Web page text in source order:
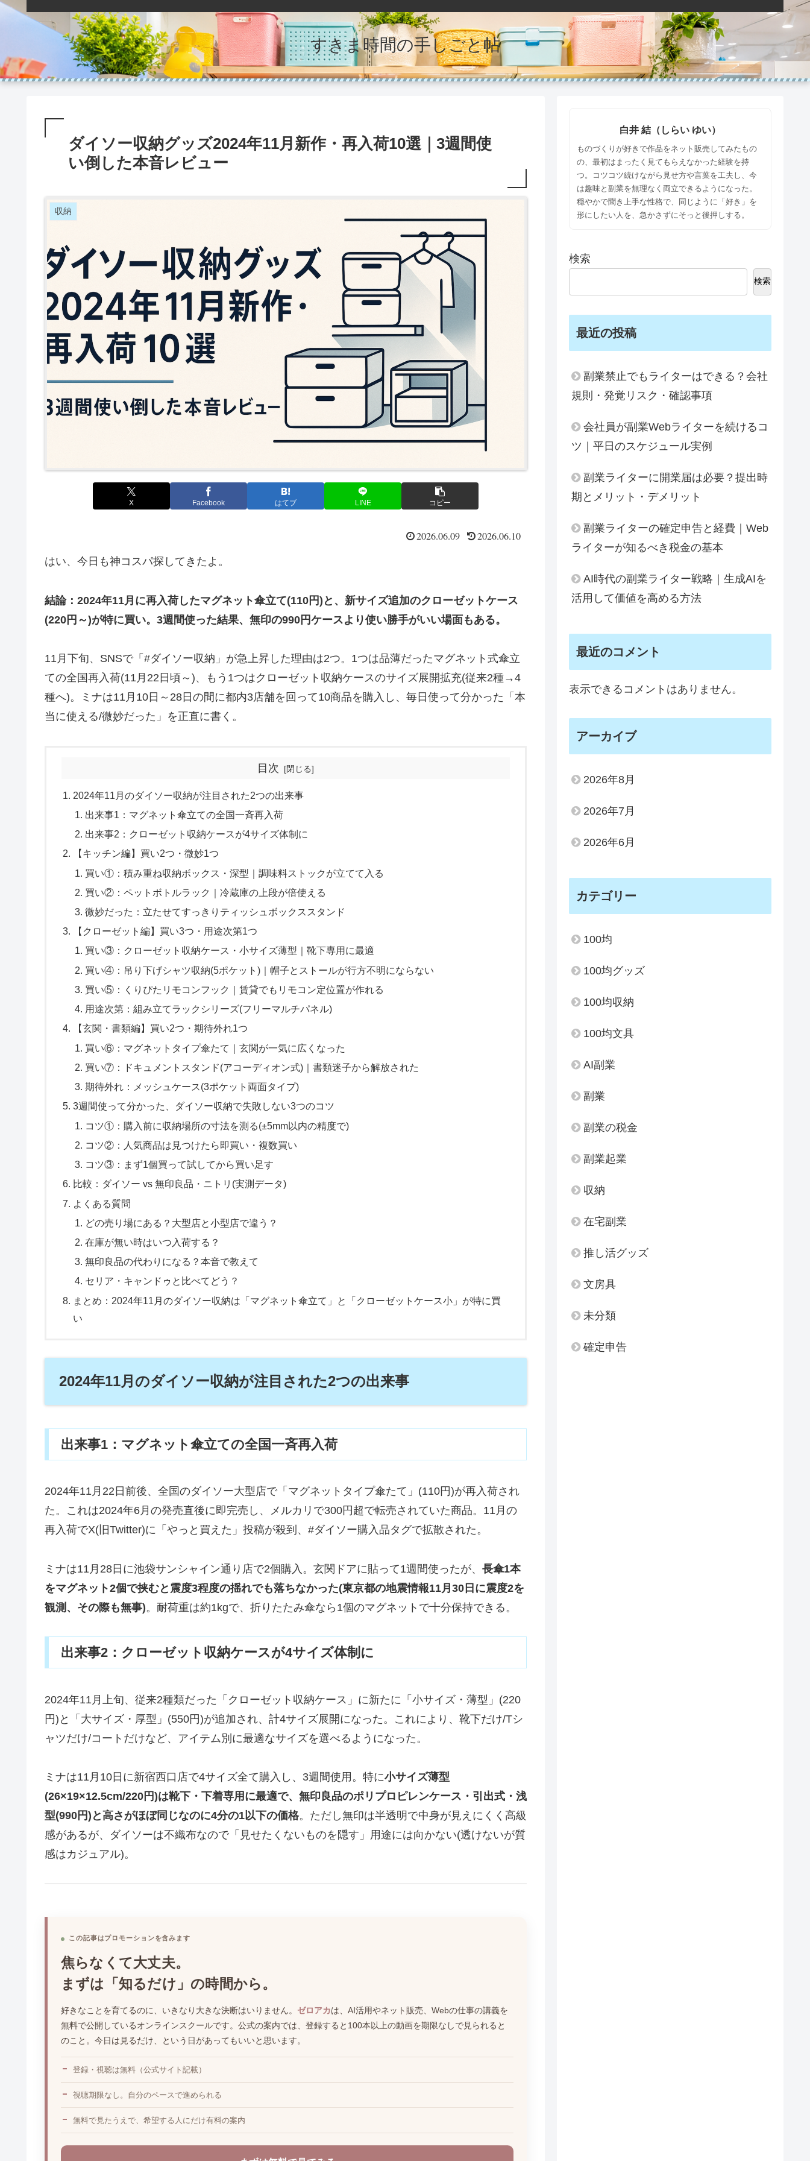
すきま時間の手しごと帖
ダイソー収納グッズ2024年11月新作・再入荷10選｜3週間使
い倒した本音レビュー
収納
X Facebook はてブ LINE コピー
2026.06.09 2026.06.10
はい、今日も神コスパ探してきたよ。
結論：2024年11月に再入荷したマグネット傘立て(110円)と、新サイズ追加のクローゼットケース
(220円～)が特に買い。3週間使った結果、無印の990円ケースより使い勝手がいい場面もある。
11月下旬、SNSで「#ダイソー収納」が急上昇した理由は2つ。1つは品薄だったマグネット式傘立
ての全国再入荷(11月22日頃～)、もう1つはクローゼット収納ケースのサイズ展開拡充(従来2種→4
種へ)。ミナは11月10日～28日の間に都内3店舗を回って10商品を購入し、毎日使って分かった「本
当に使える/微妙だった」を正直に書く。
目次
2024年11月のダイソー収納が注目された2つの出来事
出来事1：マグネット傘立ての全国一斉再入荷
出来事2：クローゼット収納ケースが4サイズ体制に
【キッチン編】買い2つ・微妙1つ
買い①：積み重ね収納ボックス・深型｜調味料ストックが立てて入る
買い②：ペットボトルラック｜冷蔵庫の上段が倍使える
微妙だった：立たせてすっきりティッシュボックススタンド
【クローゼット編】買い3つ・用途次第1つ
買い③：クローゼット収納ケース・小サイズ薄型｜靴下専用に最適
買い④：吊り下げシャツ収納(5ポケット)｜帽子とストールが行方不明にならない
買い⑤：くりぴたリモコンフック｜賃貸でもリモコン定位置が作れる
用途次第：組み立てラックシリーズ(フリーマルチパネル)
【玄関・書類編】買い2つ・期待外れ1つ
買い⑥：マグネットタイプ傘たて｜玄関が一気に広くなった
買い⑦：ドキュメントスタンド(アコーディオン式)｜書類迷子から解放された
期待外れ：メッシュケース(3ポケット両面タイプ)
3週間使って分かった、ダイソー収納で失敗しない3つのコツ
コツ①：購入前に収納場所の寸法を測る(±5mm以内の精度で)
コツ②：人気商品は見つけたら即買い・複数買い
コツ③：まず1個買って試してから買い足す
比較：ダイソー vs 無印良品・ニトリ(実測データ)
よくある質問
どの売り場にある？大型店と小型店で違う？
在庫が無い時はいつ入荷する？
無印良品の代わりになる？本音で教えて
セリア・キャンドゥと比べてどう？
まとめ：2024年11月のダイソー収納は「マグネット傘立て」と「クローゼットケース小」が特に買
い
2024年11月のダイソー収納が注目された2つの出来事
出来事1：マグネット傘立ての全国一斉再入荷
2024年11月22日前後、全国のダイソー大型店で「マグネットタイプ傘たて」(110円)が再入荷され
た。これは2024年6月の発売直後に即完売し、メルカリで300円超で転売されていた商品。11月の
再入荷でX(旧Twitter)に「やっと買えた」投稿が殺到、#ダイソー購入品タグで拡散された。
ミナは11月28日に池袋サンシャイン通り店で2個購入。玄関ドアに貼って1週間使ったが、 長傘1本
をマグネット2個で挟むと震度3程度の揺れでも落ちなかった(東京都の地震情報11月30日に震度2を
観測、その際も無事)。耐荷重は約1kgで、折りたたみ傘なら1個のマグネットで十分保持できる。
出来事2：クローゼット収納ケースが4サイズ体制に
2024年11月上旬、従来2種類だった「クローゼット収納ケース」に新たに「小サイズ・薄型」(220
円)と「大サイズ・厚型」(550円)が追加され、計4サイズ展開になった。これにより、靴下だけ/Tシ
ャツだけ/コートだけなど、アイテム別に最適なサイズを選べるようになった。
ミナは11月10日に新宿西口店で4サイズ全て購入し、3週間使用。特に小サイズ薄型
(26×19×12.5cm/220円)は靴下・下着専用に最適で、無印良品のポリプロピレンケース・引出式・浅
型(990円)と高さがほぼ同じなのに4分の1以下の価格。ただし無印は半透明で中身が見えにくく高級
感があるが、ダイソーは不織布なので「見せたくないものを隠す」用途には向かない(透けないが質
感はカジュアル)。
この記事はプロモーションを含みます
焦らなくて大丈夫。
まずは「知るだけ」の時間から。
好きなことを育てるのに、いきなり大きな決断はいりません。 ゼロアカは、AI活用やネット販売、Webの仕事の講義を
無料で公開しているオンラインスクールです。公式の案内では、登録すると100本以上の動画を期限なしで見られると
のこと。今日は見るだけ、という日があってもいいと思います。
登録・視聴は無料（公式サイト記載）
視聴期限なし。自分のペースで進められる
無料で見たうえで、希望する人にだけ有料の案内
白井 結（しらい ゆい）
ものづくりが好きで作品をネット販売してみたもの
の、最初はまったく見てもらえなかった経験を持
つ。コツコツ続けながら見せ方や言葉を工夫し、今
は趣味と副業を無理なく両立できるようになった。
穏やかで聞き上手な性格で、同じように「好き」を
形にしたい人を、急かさずにそっと後押しする。
検索
検索
最近の投稿
副業禁止でもライターはできる？会社
規則・発覚リスク・確認事項
会社員が副業Webライターを続けるコ
ツ｜平日のスケジュール実例
副業ライターに開業届は必要？提出時
期とメリット・デメリット
副業ライターの確定申告と経費｜Web
ライターが知るべき税金の基本
AI時代の副業ライター戦略｜生成AIを
活用して価値を高める方法
最近のコメント
表示できるコメントはありません。
アーカイブ
2026年8月
2026年7月
2026年6月
カテゴリー
100均
100均グッズ
100均収納
100均文具
AI副業
副業
副業の税金
副業起業
収納
在宅副業
推し活グッズ
文房具
未分類
確定申告